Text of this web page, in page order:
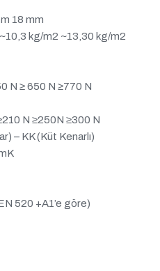
18 mm
kg/m2 ~13,30 kg/m2
N ≥ 650 N ≥770 N
N ≥250N ≥300 N
– KK (Küt Kenarlı)
520 +A1’e göre)